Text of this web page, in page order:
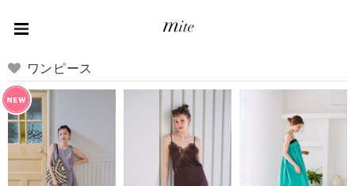
ワンピース